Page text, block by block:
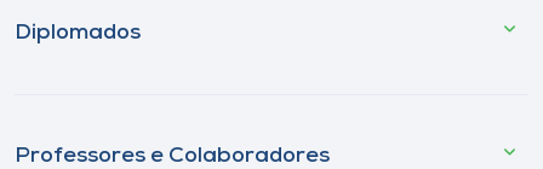
Diplomados
Professores e Colaboradores